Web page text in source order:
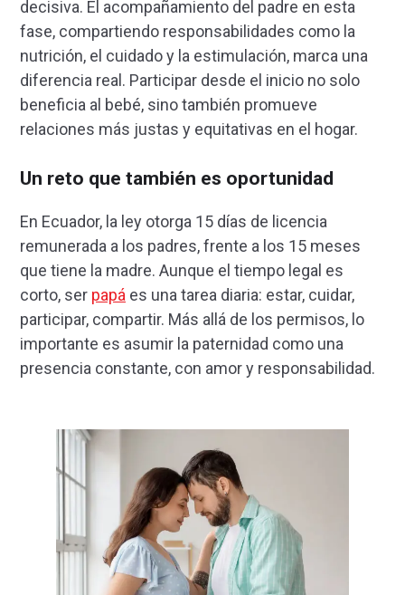
decisiva. El acompañamiento del padre en esta
fase, compartiendo responsabilidades como la
nutrición, el cuidado y la estimulación, marca una
diferencia real. Participar desde el inicio no solo
beneficia al bebé, sino también promueve
relaciones más justas y equitativas en el hogar.
Un reto que también es oportunidad
En Ecuador, la ley otorga 15 días de licencia
remunerada a los padres, frente a los 15 meses
que tiene la madre. Aunque el tiempo legal es
corto, ser papá es una tarea diaria: estar, cuidar,
participar, compartir. Más allá de los permisos, lo
importante es asumir la paternidad como una
presencia constante, con amor y responsabilidad.